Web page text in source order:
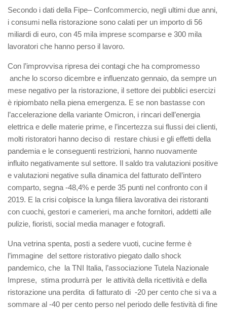
Secondo i dati della Fipe– Confcommercio, negli ultimi due anni,
i consumi nella ristorazione sono calati per un importo di 56
miliardi di euro, con 45 mila imprese scomparse e 300 mila
lavoratori che hanno perso il lavoro.
Con l’improvvisa ripresa dei contagi che ha compromesso
anche lo scorso dicembre e influenzato gennaio, da sempre un
mese negativo per la ristorazione, il settore dei pubblici esercizi
è ripiombato nella piena emergenza. E se non bastasse con
l’accelerazione della variante Omicron, i rincari dell’energia
elettrica e delle materie prime, e l’incertezza sui flussi dei clienti,
molti ristoratori hanno deciso di restare chiusi e gli effetti della
pandemia e le conseguenti restrizioni, hanno nuovamente
influito negativamente sul settore. Il saldo tra valutazioni positive
e valutazioni negative sulla dinamica del fatturato dell’intero
comparto, segna -48,4% e perde 35 punti nel confronto con il
2019. E la crisi colpisce la lunga filiera lavorativa dei ristoranti
con cuochi, gestori e camerieri, ma anche fornitori, addetti alle
pulizie, fioristi, social media manager e fotografi.
Una vetrina spenta, posti a sedere vuoti, cucine ferme è
l’immagine del settore ristorativo piegato dallo shock
pandemico, che la TNI Italia, l’associazione Tutela Nazionale
Imprese, stima produrrà per le attività della ricettività e della
ristorazione una perdita di fatturato di -20 per cento che si va a
sommare al -40 per cento perso nel periodo delle festività di fine